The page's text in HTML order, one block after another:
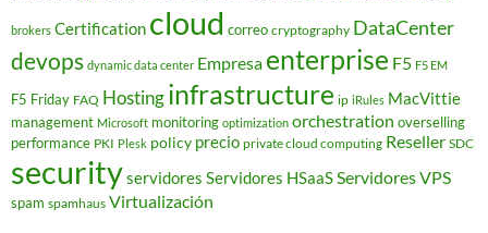
brokers Certification cloud correo cryptography DataCenter
devops dynamic data center Empresa enterprise F5 F5 EM
F5 Friday FAQ Hostinginfrastructure ip iRules MacVittie
management Microsoft monitoring optimization orchestration overselling
performance PKI Plesk policy precio private cloud computing Reseller SDC
securityservidores Servidores HSaaSServidores VPS
spam spamhaus Virtualización